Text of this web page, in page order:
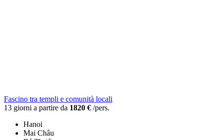
Fascino tra templi e comunità locali
13 giorni a partire da 1820 € /pers.
Hanoi
Mai Châu